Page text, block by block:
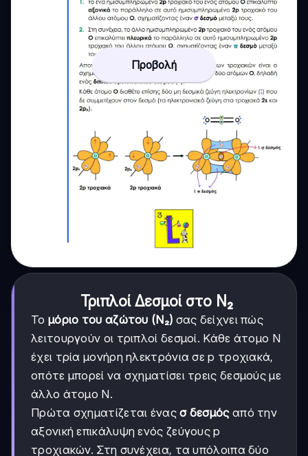
Προβολή
Τριπλοί Δεσμοί στο N₂
Το μόριο του αζώτου (N₂) σας δείχνει πώς
λειτουργούν οι τριπλοί δεσμοί. Κάθε άτομο N
έχει τρία μονήρη ηλεκτρόνια σε p τροχιακά,
οπότε μπορεί να σχηματίσει τρεις δεσμούς με
άλλο άτομο N.
Πρώτα σχηματίζεται έναςσ δεσμόςαπό την
αξονική επικάλυψη ενός ζεύγους p
τροχιακών. Στη συνέχεια, τα υπόλοιπα δύο